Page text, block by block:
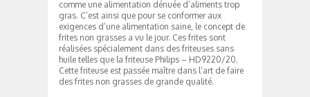
comme une alimentation dénuée d’aliments trop
gras. C’est ainsi que pour se conformer aux
exigences d’une alimentation saine, le concept de
frites non grasses a vu le jour. Ces frites sont
réalisées spécialement dans des friteuses sans
huile telles que la friteuse Philips – HD9220/20.
Cette friteuse est passée maître dans l’art de faire
des frites non grasses de grande qualité.